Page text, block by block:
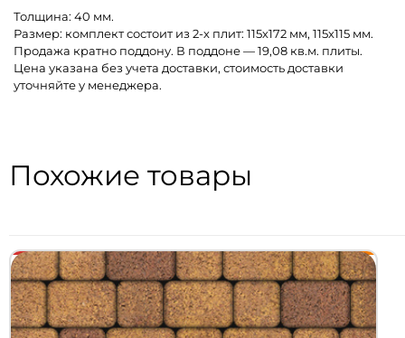
Толщина: 40 мм.
Размер: комплект состоит из 2-х плит: 115х172 мм, 115х115 мм.
Продажа кратно поддону. В поддоне — 19,08 кв.м. плиты.
Цена указана без учета доставки, стоимость доставки
уточняйте у менеджера.
Похожие товары